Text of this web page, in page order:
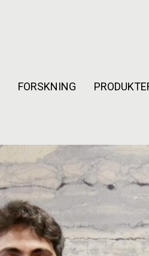
FORSKNING